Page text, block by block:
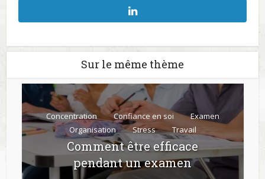
Sur le même thème
Concentration Confiance en soi
Examen
Organisation
Stress Travail
Comment être efficace
pendant un examen